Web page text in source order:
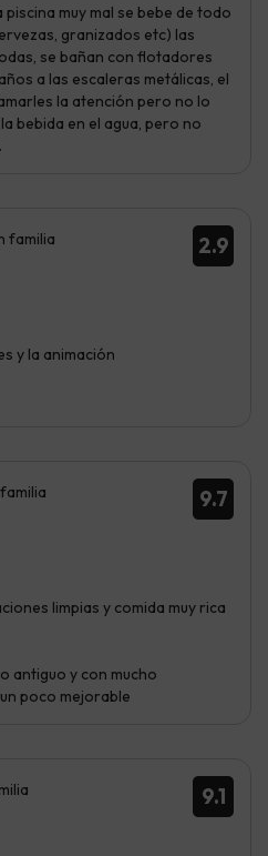
piscina muy mal se bebe de todo
granizados etc) las
se bañan con flotadores
a las escaleras metálicas, el
la atención pero no lo
bebida en el agua, pero no
2.9
familia
y la animación
9.7
limpias y comida muy rica
antiguo y con mucho
poco mejorable
9.1